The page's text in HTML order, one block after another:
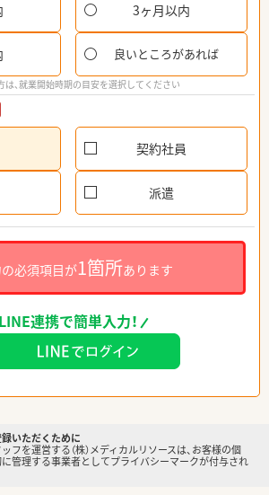
3ヶ月以内
良いところがあれば
、就業開始時期の目安を選択してください
契約社員
派遣
必須項目が1箇所あります
LINE連携で簡単入力！
いただくために
フを運営する（株）メディカルリソースは、お客様の個
管理する事業者としてプライバシーマークが付与され